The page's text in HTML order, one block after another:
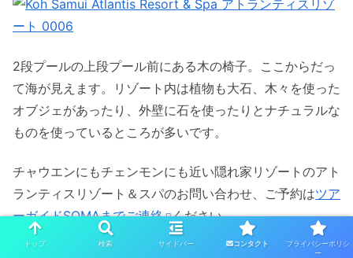
2段プールの上段プール前にある木の椅子。ここからだっ
て海が見えます。リゾート内は植物も大石、木々を使った
オブジェがあったり、外壁に石を使ったりとナチュラルな
ものを使っているところが多いです。
チャウエンにもチェンモンにも近い隠れ家リゾートのアト
ランティスリゾート＆スパのお問い合わせ、ご予約はツア
ーガイドSOMAまでご連絡 ください。
トップ 検索 サイドバー コンタクト
プライバシーポリシ
ー